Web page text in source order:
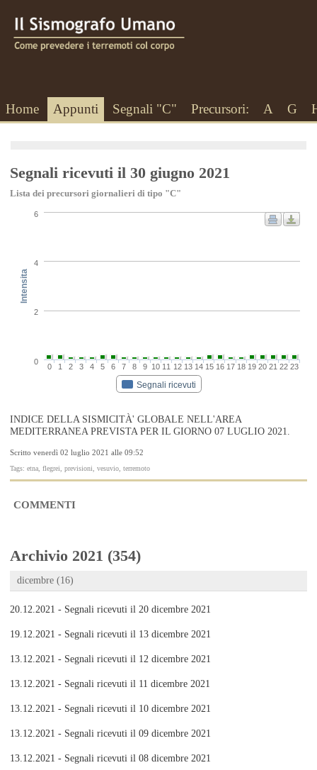
Home Appunti Segnali "C" Precursori: A G
Segnali ricevuti il 30 giugno 2021
Lista dei precursori giornalieri di tipo "C"
Intensita
Segnali ricevuti
0 1 2 3 4 5 6 7 8 9 10 11 12 13 14 15 16 17 18 19 20 21 22 23
0
2
4
6
INDICE DELLA SISMICITÀ' GLOBALE NELL'AREA
MEDITERRANEA PREVISTA PER IL GIORNO 07 LUGLIO 2021.
Scritto venerdì 02 luglio 2021 alle 09:52
Tags: etna, flegrei, previsioni, vesuvio, terremoto
COMMENTI
Archivio 2021 (354)
dicembre (16)
20.12.2021 - Segnali ricevuti il 20 dicembre 2021
19.12.2021 - Segnali ricevuti il 13 dicembre 2021
13.12.2021 - Segnali ricevuti il 12 dicembre 2021
13.12.2021 - Segnali ricevuti il 11 dicembre 2021
13.12.2021 - Segnali ricevuti il 10 dicembre 2021
13.12.2021 - Segnali ricevuti il 09 dicembre 2021
13.12.2021 - Segnali ricevuti il 08 dicembre 2021